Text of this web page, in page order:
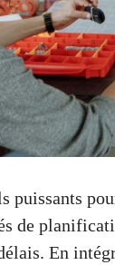
puissants
de
En